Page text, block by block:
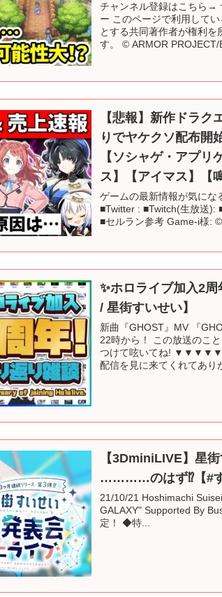
チャンネル登録はこちら→
ー このページで利用して
とする共同著作者が権利を
す。 © ARMOR PROJECT/
【悲報】新作ドラ
りでヤケクソ配布開
【ソシャゲ・アプ
ス】【アイマス】【
ゲームの最新情報が気にな
■Twitter : ■Twitch(生放送):
■セルラン参考 Game-i様:
✨ホロライブ加入2
/ 星街すいせい】
新曲『GHOST』MV 『
22時から！ この放送のこ
つけて呟いてね!
配信を見に来てくれてあり
【3DminiLIVE】星
…………のはず⁉【#す
21/10/21 Hoshimachi
GALAXY" Supported By
定！ ◆特...